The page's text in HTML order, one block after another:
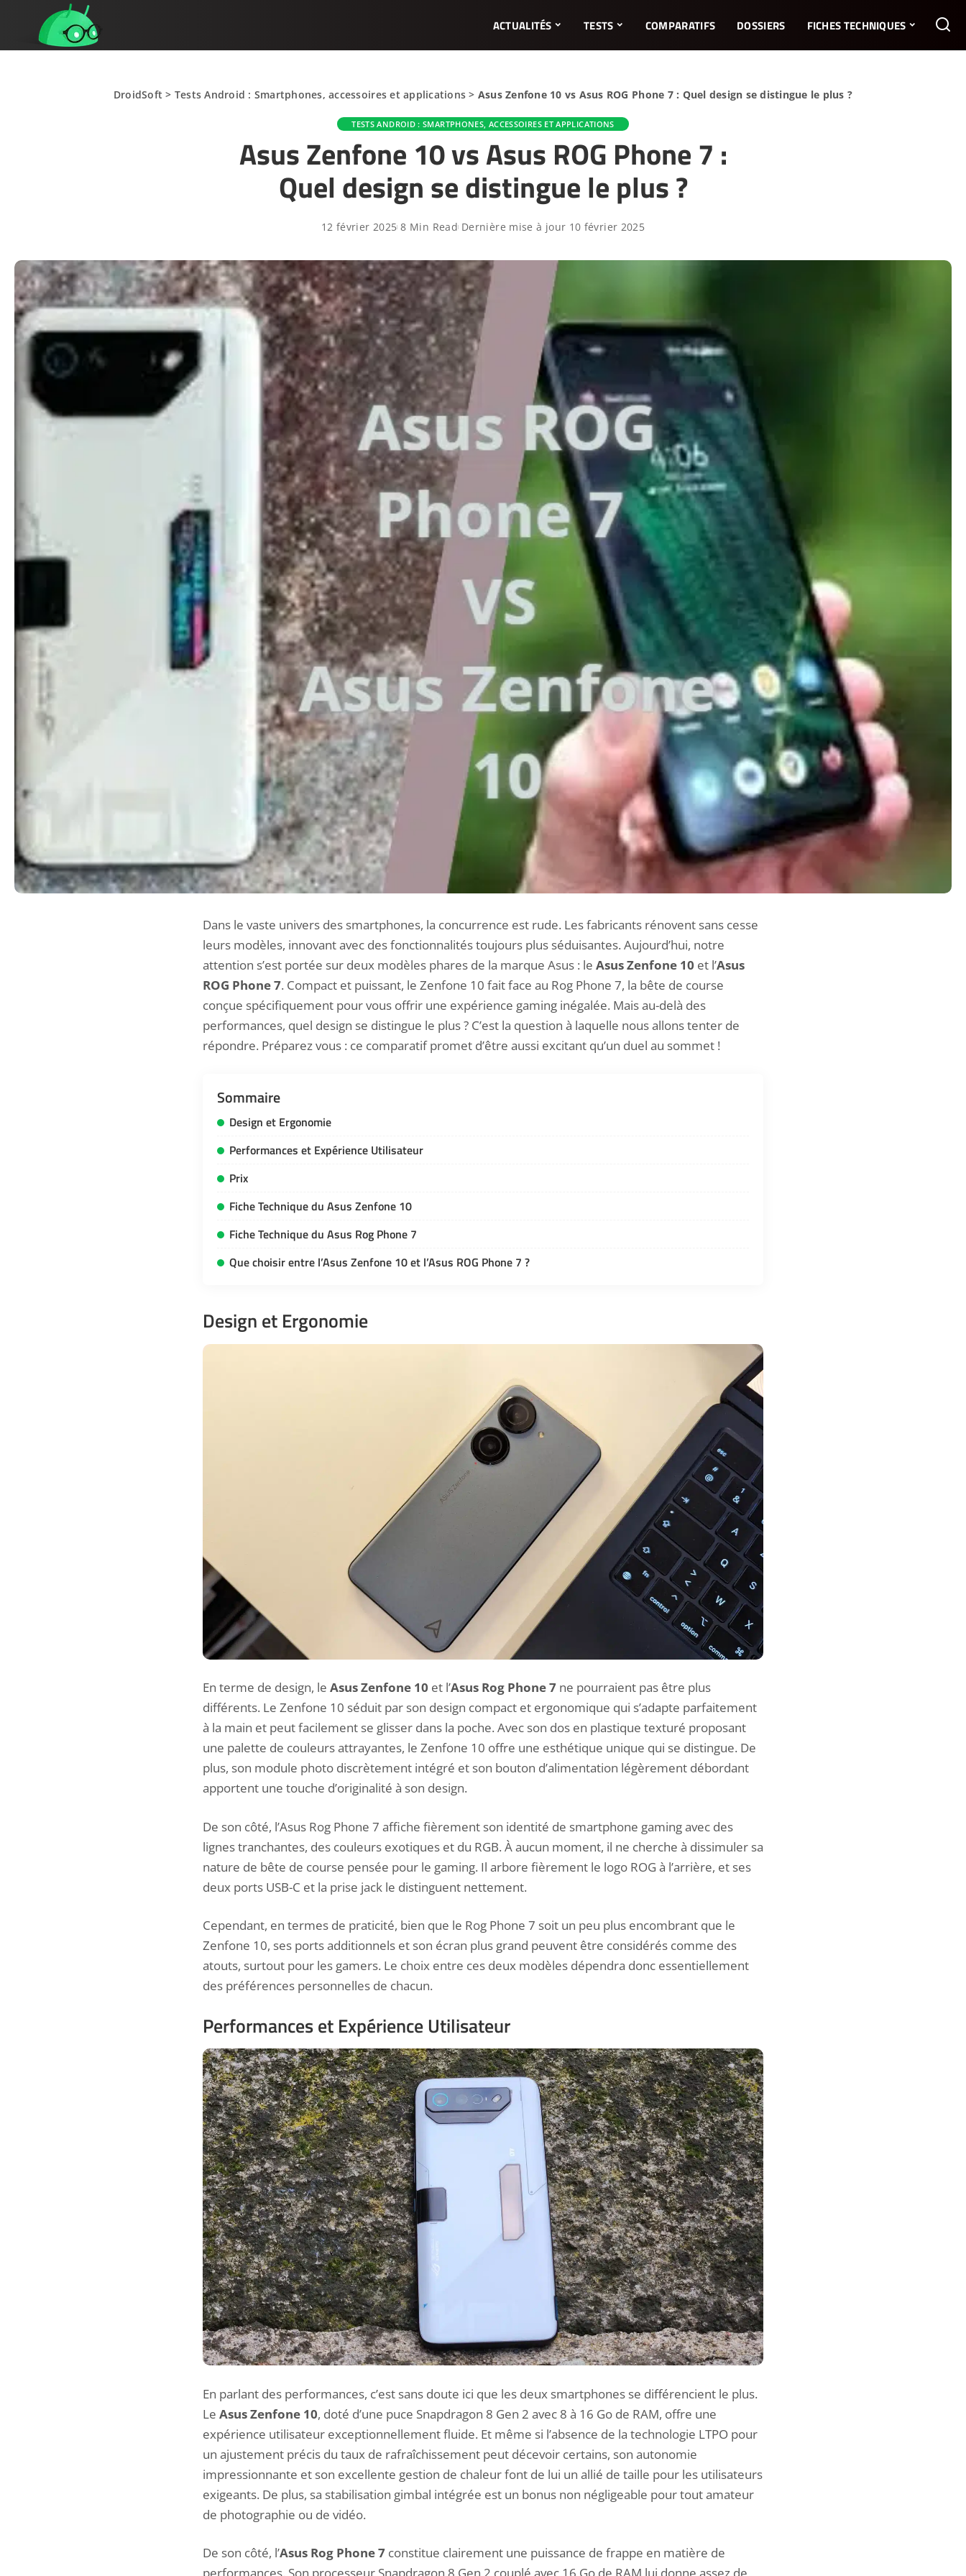
ACTUALITÉS TESTS COMPARATIFS DOSSIERS FICHES TECHNIQUES
DroidSoft > Tests Android : Smartphones, accessoires et applications > Asus Zenfone 10 vs Asus ROG Phone 7 : Quel design se distingue le plus ?
TESTS ANDROID : SMARTPHONES, ACCESSOIRES ET APPLICATIONS
Asus Zenfone 10 vs Asus ROG Phone 7 :
Quel design se distingue le plus ?
12 février 2025 8 Min Read Dernière mise à jour 10 février 2025
Dans le vaste univers des smartphones, la concurrence est rude. Les fabricants rénovent sans cesse
leurs modèles, innovant avec des fonctionnalités toujours plus séduisantes. Aujourd’hui, notre
attention s’est portée sur deux modèles phares de la marque Asus : le Asus Zenfone 10 et l’Asus
ROG Phone 7. Compact et puissant, le Zenfone 10 fait face au Rog Phone 7, la bête de course
conçue spécifiquement pour vous offrir une expérience gaming inégalée. Mais au-delà des
performances, quel design se distingue le plus ? C’est la question à laquelle nous allons tenter de
répondre. Préparez vous : ce comparatif promet d’être aussi excitant qu’un duel au sommet !
Sommaire
Design et Ergonomie
Performances et Expérience Utilisateur
Prix
Fiche Technique du Asus Zenfone 10
Fiche Technique du Asus Rog Phone 7
Que choisir entre l’Asus Zenfone 10 et l’Asus ROG Phone 7 ?
Design et Ergonomie
En terme de design, le Asus Zenfone 10 et l’Asus Rog Phone 7 ne pourraient pas être plus
différents. Le Zenfone 10 séduit par son design compact et ergonomique qui s’adapte parfaitement
à la main et peut facilement se glisser dans la poche. Avec son dos en plastique texturé proposant
une palette de couleurs attrayantes, le Zenfone 10 offre une esthétique unique qui se distingue. De
plus, son module photo discrètement intégré et son bouton d’alimentation légèrement débordant
apportent une touche d’originalité à son design.
De son côté, l’Asus Rog Phone 7 affiche fièrement son identité de smartphone gamingavec des
lignes tranchantes, des couleurs exotiques et du RGB. À aucun moment, il ne cherche à dissimuler sa
nature de bête de course pensée pour le gaming. Il arbore fièrement le logo ROG à l’arrière, et ses
deux ports USB-C et la prise jack le distinguent nettement.
Cependant, en termes de praticité, bien que le Rog Phone 7 soit un peu plus encombrant que le
Zenfone 10, ses ports additionnels et son écran plus grand peuvent être considérés comme des
atouts, surtout pour les gamers. Le choix entre ces deux modèles dépendra donc essentiellement
des préférences personnelles de chacun.
Performances et Expérience Utilisateur
En parlant des performances, c’est sans doute ici que les deux smartphones se différencient le plus.
Le Asus Zenfone 10, doté d’une puce Snapdragon 8 Gen 2 avec 8 à 16 Go de RAM, offre une
expérience utilisateur exceptionnellement fluide. Et même si l’absence de la technologie LTPO pour
un ajustement précis du taux de rafraîchissement peut décevoir certains, son autonomie
impressionnante et son excellente gestion de chaleur font de lui un allié de taille pour les utilisateurs
exigeants. De plus, sa stabilisation gimbal intégrée est un bonus non négligeable pour tout amateur
de photographie ou de vidéo.
De son côté, l’Asus Rog Phone 7 constitue clairement une puissance de frappe en matière de